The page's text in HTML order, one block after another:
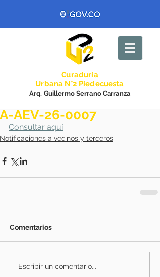
Curaduría
Urbana N°2 Piedecuesta
Arq. Guillermo Serrano Carranza
A-AEV-26-0007
Consultar aquí
Notificaciones a vecinos y terceros
Comentarios
Escribir un comentario...